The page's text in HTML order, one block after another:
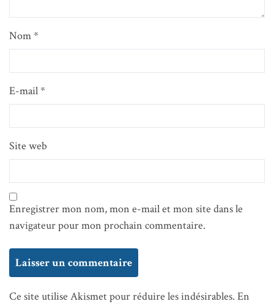
Nom*
E-mail*
Site web
Enregistrer mon nom, mon e-mail et mon site dans le
navigateur pour mon prochain commentaire.
Ce site utilise Akismet pour réduire les indésirables. En